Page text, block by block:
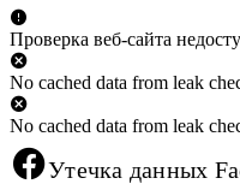
Проверка веб-сайта
No cached data from leak
No cached data from leak
Утечка данных